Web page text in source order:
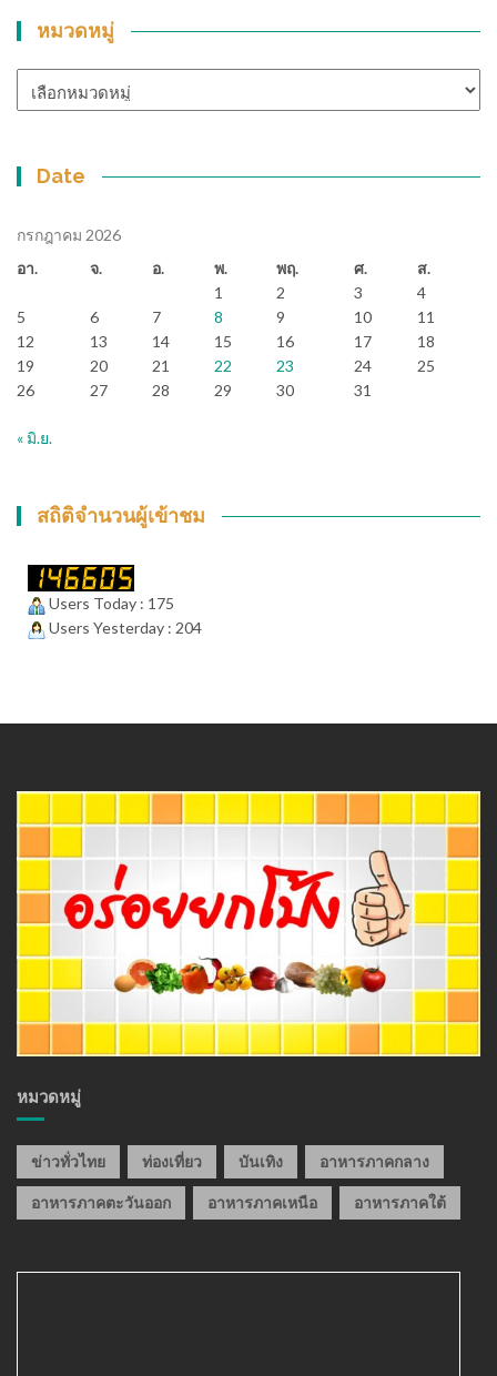
หมวดหมู่
หมู่
Date
กรกฎาคม 2026
อา.
จ. อ. พ. พฤ. ศ.
ส.
1
2 3
4
5
6 7 8 9 10
11
12
13 14 15 16 17
18
19
20 21 22 23 24
25
26
27 28 29 30 31
« มิ.ย.
สถิติจำนวนผู้เข้าชม
Users Today : 175
Users Yesterday : 204
หมวดหมู่
ข่าวทั่วไทย ท่องเที่ยว บันเทิง อาหารภาคกลาง
อาหารภาคตะวันออก อาหารภาคเหนือ อาหารภาคใต้